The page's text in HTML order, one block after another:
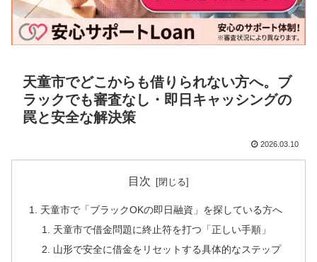
天童市でどこからも借りられない方へ。ブ
ラックでも審査なし・即日キャッシングの
罠と安全な解決策
2026.03.10
目次
天童市で「ブラックOKの即日融資」を探している方へ
天童市で借金問題に終止符を打つ「正しい手順」
山形で安全に借金をリセットする具体的なステップ